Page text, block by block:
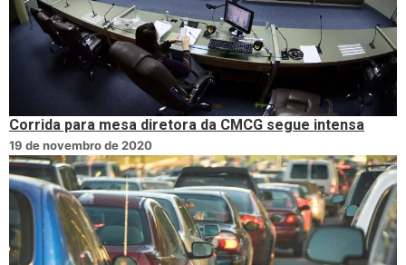
Corrida para mesa diretora da CMCG segue intensa
19 de novembro de 2020